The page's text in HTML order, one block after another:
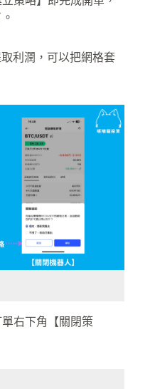
利潤，可以把網格套
右下角【關閉策